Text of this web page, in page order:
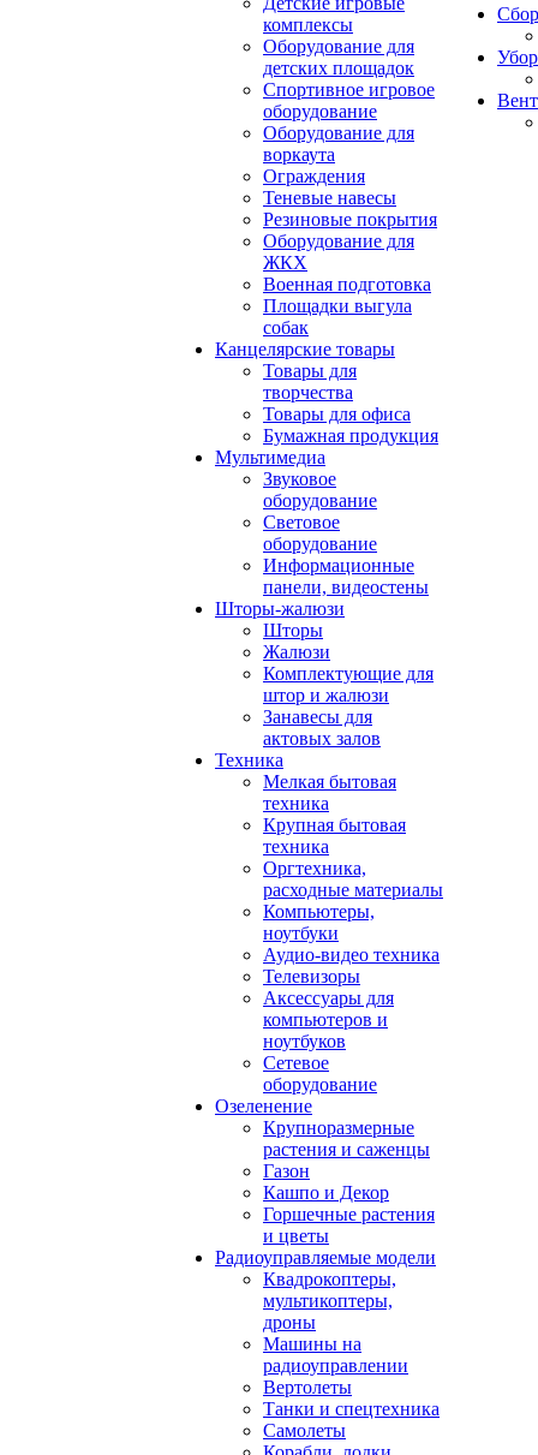
комплексы
Оборудование для
детских площадок
Спортивное игровое
оборудование
Оборудование для
воркаута
Ограждения
Теневые навесы
Резиновые покрытия
Оборудование для
ЖКХ
Военная подготовка
Площадки выгула
собак
Канцелярские товары
Товары для
творчества
Товары для офиса
Бумажная продукция
Мультимедиа
Звуковое
оборудование
Световое
оборудование
Информационные
панели, видеостены
Шторы-жалюзи
Шторы
Жалюзи
Комплектующие для
штор и жалюзи
Занавесы для
актовых залов
Техника
Мелкая бытовая
техника
Крупная бытовая
техника
Оргтехника,
расходные материалы
Компьютеры,
ноутбуки
Аудио-видео техника
Телевизоры
Аксессуары для
компьютеров и
ноутбуков
Сетевое
оборудование
Озеленение
Крупноразмерные
растения и саженцы
Газон
Кашпо и Декор
Горшечные растения
и цветы
Радиоуправляемые модели
Квадрокоптеры,
мультикоптеры,
дроны
Машины на
радиоуправлении
Вертолеты
Танки и спецтехника
Самолеты